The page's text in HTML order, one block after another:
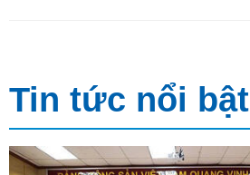
Tin tức nổi bật